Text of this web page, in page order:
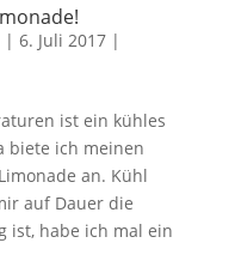
| 6. Juli 2017|
ist ein kühles
biete ich meinen
an. Kühl
auf Dauer die
ist, habe ich mal ein